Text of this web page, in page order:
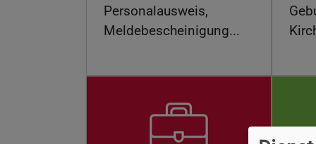
Personalausweis,
Meldebescheinigung...